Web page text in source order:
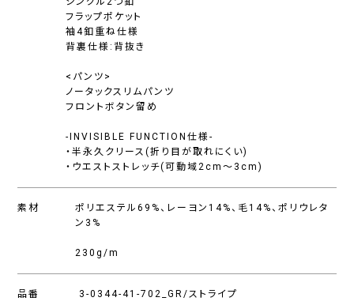
フラップポケット
袖4釦重ね仕様
背裏仕様:背抜き
<パンツ>
ノータックスリムパンツ
フロントボタン留め
-INVISIBLE FUNCTION仕様-
・半永久クリース(折り目が取れにくい)
・ウエストストレッチ(可動域2cm〜3cm)
素材
ポリエステル69%、レーヨン14%、毛14%、ポリウレタ
ン3%
230g/m
品番 3-0344-41-702_GR/ストライプ